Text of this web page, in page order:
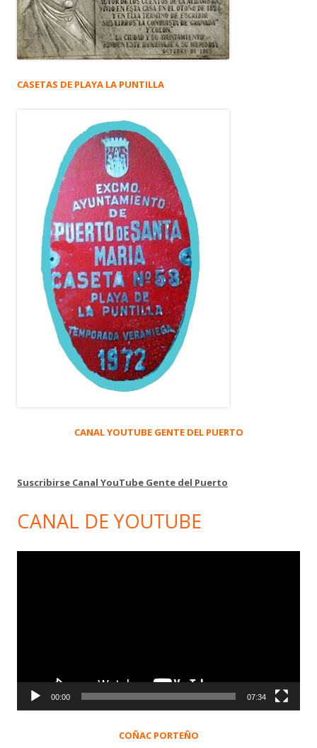
CASETAS DE PLAYA LA PUNTILLA
CANAL YOUTUBE GENTE DEL PUERTO
Suscribirse Canal YouTube Gente del Puerto
CANAL DE YOUTUBE
00:00 07:34
COÑAC PORTEÑO